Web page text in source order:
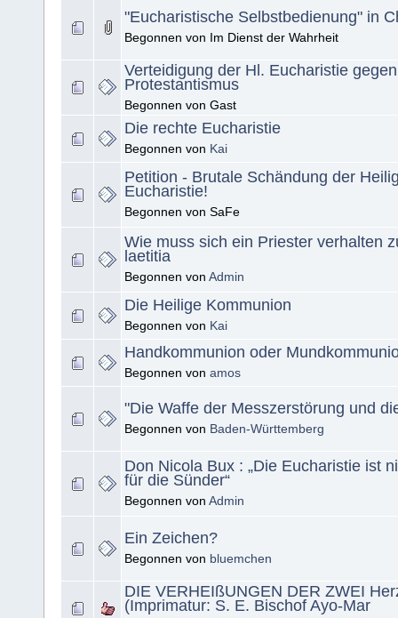
"Eucharistische Selbstbedienung" in
Begonnen von Im Dienst der Wahrheit
Verteidigung der Hl. Eucharistie
Protestantismus
Begonnen von Gast
Die rechte Eucharistie
Begonnen von Kai
Petition - Brutale Schändung der
Eucharistie!
Begonnen von SaFe
Wie muss sich ein Priester verhalten
laetitia
Begonnen von Admin
Die Heilige Kommunion
Begonnen von Kai
Handkommunion oder
Begonnen von amos
"Die Waffe der Messzerstörung und
Begonnen von Baden-Württemberg
Don Nicola Bux : „Die Eucharistie ist
für die Sünder“
Begonnen von Admin
Ein Zeichen?
Begonnen von bluemchen
DIE VERHEIßUNGEN DER ZWEI
(Imprimatur: S. E. Bischof Ayo-Mar